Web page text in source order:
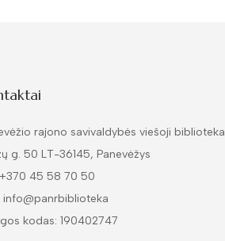
rajono savivaldybės viešoji biblioteka
g. 50 LT-36145, Panevėžys
45 58 70 50
info@panrbiblioteka
kodas: 190402747